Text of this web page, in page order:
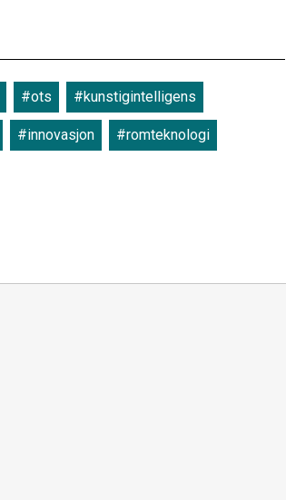
#ots #kunstigintelligens
#innovasjon #romteknologi